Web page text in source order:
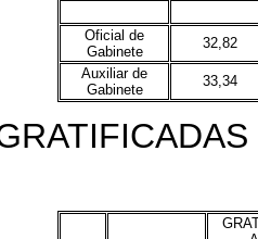
Oficial de
Gabinete
32,82
Auxiliar de
Gabinete
33,34